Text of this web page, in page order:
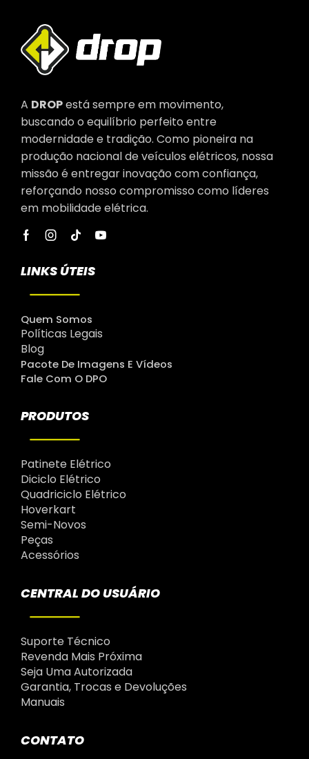
A DROPestá sempre em movimento,
buscando o equilíbrio perfeito entre
modernidade e tradição. Como pioneira na
produção nacional de veículos elétricos, nossa
missão é entregar inovação com confiança,
reforçando nosso compromisso como líderes
em mobilidade elétrica.
LINKS ÚTEIS
Quem Somos
Políticas Legais
Blog
Pacote De Imagens E Vídeos
Fale Com O DPO
PRODUTOS
Patinete Elétrico
Diciclo Elétrico
Quadriciclo Elétrico
Hoverkart
Semi-Novos
Peças
Acessórios
CENTRAL DO USUÁRIO
Suporte Técnico
Revenda Mais Próxima
Seja Uma Autorizada
Garantia, Trocas e Devoluções
Manuais
CONTATO